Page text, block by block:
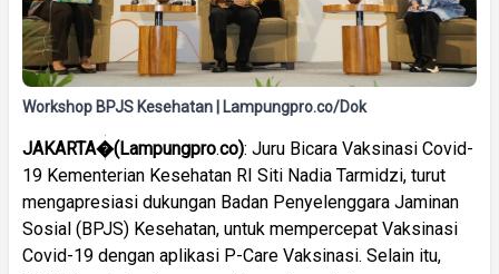
Workshop BPJS Kesehatan | Lampungpro.co/Dok
JAKARTA�(Lampungpro.co): Juru Bicara Vaksinasi Covid-
19 Kementerian Kesehatan RI Siti Nadia Tarmidzi, turut
mengapresiasi dukungan Badan Penyelenggara Jaminan
Sosial (BPJS) Kesehatan, untuk mempercepat Vaksinasi
Covid-19 dengan aplikasi P-Care Vaksinasi. Selain itu,